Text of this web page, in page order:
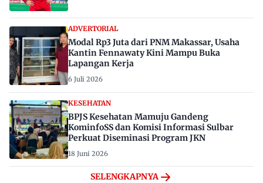
ADVERTORIAL
Modal Rp3 Juta dari PNM Makassar, Usaha
Kantin Fennawaty Kini Mampu Buka
Lapangan Kerja
6 Juli 2026
KESEHATAN
BPJS Kesehatan Mamuju Gandeng
KominfoSS dan Komisi Informasi Sulbar
Perkuat Diseminasi Program JKN
18 Juni 2026
SELENGKAPNYA